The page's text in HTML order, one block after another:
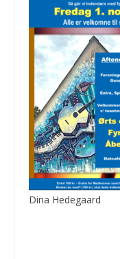
Dina Hedegaard